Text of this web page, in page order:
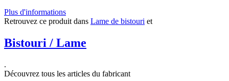
Plus d'informations
Retrouvez ce produit dans Lame de bistouri et
Bistouri / Lame
.
Découvrez tous les articles du fabricant